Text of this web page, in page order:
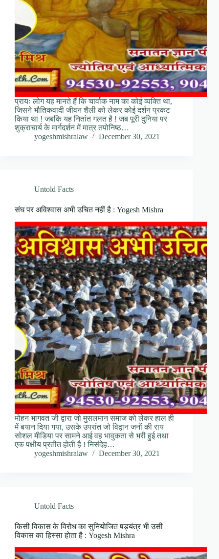
प्रायः लोग यह मानते हैं कि चार्वाक नाम का कोई व्यक्ति था,
जिसने भौतिकवादी जीवन शैली को लेकर कोई दर्शन प्रकट
किया था ! जबकि यह नितांत गलत है ! जब पूरी दुनिया पर
शुक्राचार्य के मार्गदर्शन में मात्र तपोनिष्ठ…
yogeshmishralaw
December 30, 2021
Untold Facts
संघ पर अविश्वास अभी उचित नहीं है : Yogesh Mishra
मोहन भागवत जी द्वारा जो मुसलमान समाज को लेकर हाल ही
में बयान दिया गया, उसके उपरांत जो विद्वान जनों की राय
सोशल मीडिया पर सामने आई वह भावुकता से भरी हुई तथा
एक पक्षीय प्रतीत होती है ! निसंदेह…
yogeshmishralaw
December 30, 2021
Untold Facts
किसी विकास के विरोध का सुनियोजित षड्यंत्र भी उसी
विकास का हिस्सा होता है : Yogesh Mishra